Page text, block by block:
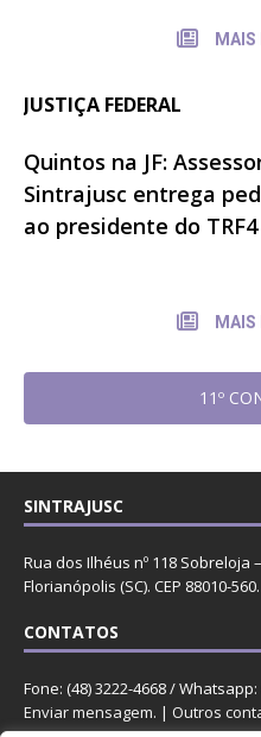
MAIS
JUSTIÇA FEDERAL
Quintos na JF:
Sintrajusc entrega
ao presidente do TRF4
MAIS
11º
SINTRAJUSC
Rua dos Ilhéus nº 118 Sobreloja
Florianópolis (SC). CEP 88010-560.
CONTATOS
Fone: (48) 3222-4668 / Whatsapp:
Enviar mensagem. | Outros